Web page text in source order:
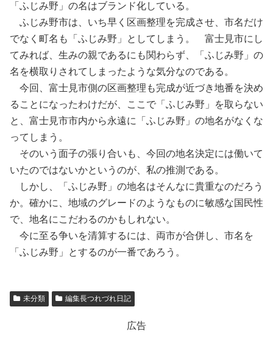
「ふじみ野」の名はブランド化している。
ふじみ野市は、いち早く区画整理を完成させ、市名だけ
でなく町名も「ふじみ野」としてしまう。 富士見市にし
てみれば、生みの親であるにも関わらず、「ふじみ野」の
名を横取りされてしまったような気分なのである。
今回、富士見市側の区画整理も完成が近づき地番を決め
ることになったわけだが、ここで「ふじみ野」を取らない
と、富士見市市内から永遠に「ふじみ野」の地名がなくな
ってしまう。
そのいう面子の張り合いも、今回の地名決定には働いて
いたのではないかというのが、私の推測である。
しかし、「ふじみ野」の地名はそんなに貴重なのだろう
か。確かに、地域のグレードのようなものに敏感な国民性
で、地名にこだわるのかもしれない。
今に至る争いを清算するには、両市が合併し、市名を
「ふじみ野」とするのが一番であろう。
未分類 編集長つれづれ日記
広告